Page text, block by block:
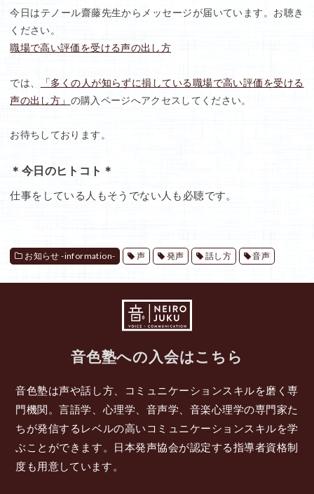
今日はテノール齋藤先生からメッセージが届いています。お聴き
ください。
職場で高い評価を受ける声の出し方
では、
「多くの人が知らずに損している職場で高い評価を受ける
声の出し方」 の購入ページへアクセスしてください。
お待ちしております。
＊今日のヒトコト＊
仕事をしている人もそうでない人も必聴です。
お知らせ -information- 声 発声 話し方 音声
音色塾への入会はこちら
音色塾は声や話し方、コミュニケーションスキルを磨く専
門機関。言語学、心理学、音声学、音楽心理学の専門家た
ちが発信するレベルの高いコミュニケーションスキルを学
ぶことができます。日本発声協会が認定する指導者資格制
度も用意しています。